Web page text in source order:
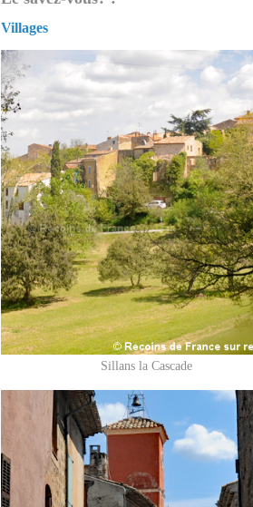
Villages
Sillans la Cascade